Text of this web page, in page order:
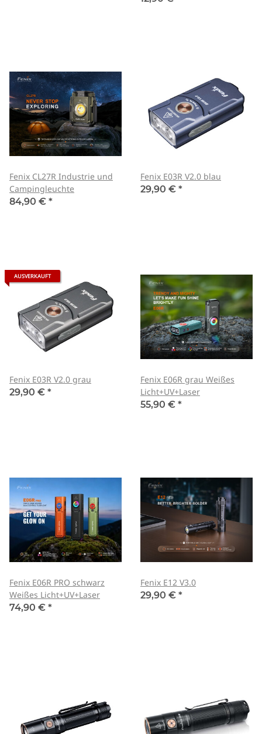
Fenix CL27R Industrie und
Campingleuchte
84,90 € *
Fenix E03R V2.0 blau
29,90 € *
AUSVERKAUFT
Fenix E03R V2.0 grau
29,90 € *
Fenix E06R grau Weißes
Licht+UV+Laser
55,90 € *
Fenix E06R PRO schwarz
Weißes Licht+UV+Laser
74,90 € *
Fenix E12 V3.0
29,90 € *